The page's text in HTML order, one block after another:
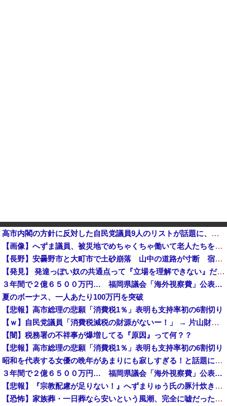
高市内閣の方針に反対した自民党議員9人のリストが話題に、「岩屋はどこへ行った？」との指摘もあるが……他
【画像】へずま議員、被災地でめちゃくちゃ働いて老人たちを笑顔にしてしまうwwwwwwwwwwwwwwww
【長野】安曇野市と大町市で土砂崩落 山中の道路が寸断 宿泊客や登山客など計400人近くが孤立か 土石
【発見】 発達っぽい奴の共通点って『立場を理解できない』だよな
３年間で２億６５００万円… 福岡県議会「海外視察費」公表…
夏のボーナス、一人あたり100万円を突破
【悲報】高市総理の悲願「消費税1％」表明も支持率初の6割切り
【ｗ】自民党議員「消費税減税の財源がないー！」 → 片山財務相、財源の心配は１ミリもいらない！と主張 ｗｗｗｗｗｗｗｗｗｗｗｗｗｗ
【闇】税務署の不祥事が爆増してる『原因』って何？？
【悲報】高市総理の悲願「消費税1％」表明も支持率初の6割切り
昭和を代表する女優の晩年があまりにも寂しすぎる！と話題に、自身の子供を餓死する寸前までネグレクトした挙句……
３年間で２億６５００万円… 福岡県議会「海外視察費」公表…
【悲報】『宗教配慮が足りない！』へずまりゅう氏の豚汁炊き出しに各所に苦情殺到 → へ「保健所も容認！問題なし！」ｗｗｗｗｗｗｗｗｗｗｗｗｗｗ
【恐怖】家族葬・一日葬なら安いという風潮、完全に嘘だった・・・・